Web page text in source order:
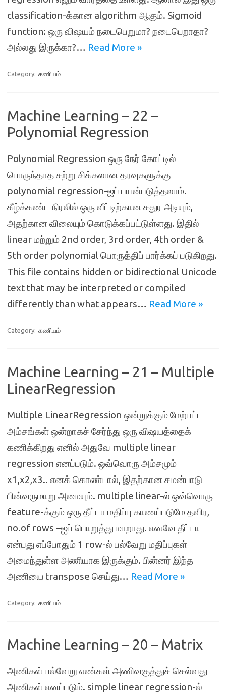
classification-க்கான algorithm ஆகும். Sigmoid
function: ஒரு விஷயம் நடைபெறுமா? நடைபெறாதா?
அல்லது இருக்கா?… Read More »
Category: கணியம்
Machine Learning – 22 –
Polynomial Regression
Polynomial Regression ஒரு நேர் கோட்டில்
பொருந்தாத சற்று சிக்கலான தரவுகளுக்கு
polynomial regression-ஐப் பயன்படுத்தலாம்.
கீழ்க்கண்ட நிரலில் ஒரு வீட்டிற்கான சதுர அடியும்,
அதற்கான விலையும் கொடுக்கப்பட்டுள்ளது. இதில்
linear மற்றும் 2nd order, 3rd order, 4th order &
5th order polynomial பொருத்திப் பார்க்கப் படுகிறது.
This file contains hidden or bidirectional Unicode
text that may be interpreted or compiled
differently than what appears… Read More »
Category: கணியம்
Machine Learning – 21 – Multiple
LinearRegression
Multiple LinearRegression ஒன்றுக்கும் மேற்பட்ட
அம்சங்கள் ஒன்றாகச் சேர்ந்து ஒரு விஷயத்தைக்
கணிக்கிறது எனில் அதுவே multiple linear
regression எனப்படும். ஒவ்வொரு அம்சமும்
x1,x2,x3.. எனக் கொண்டால், இதற்கான சமன்பாடு
பின்வருமாறு அமையும். multiple linear-ல் ஒவ்வொரு
feature-க்கும் ஒரு தீட்டா மதிப்பு காணப்படுமே தவிர,
no.of rows –ஐப் பொறுத்து மாறாது. எனவே தீட்டா
என்பது எப்போதும் 1 row-ல் பல்வேறு மதிப்புகள்
அமைந்துள்ள அணியாக இருக்கும். பின்னர் இந்த
அணியை transpose செய்து… Read More »
Category: கணியம்
Machine Learning – 20 – Matrix
அணிகள் பல்வேறு எண்கள் அணிவகுத்துச் செல்வது
அணிகள் எனப்படும். simple linear regression-ல்